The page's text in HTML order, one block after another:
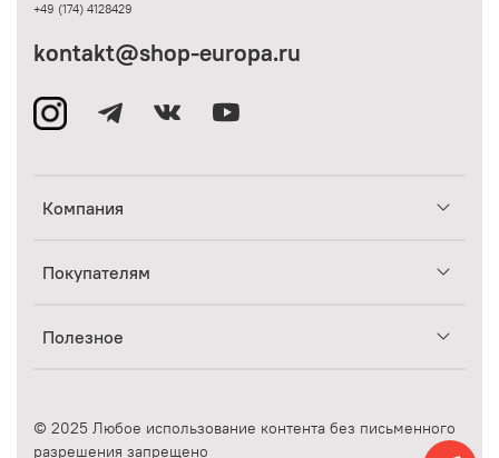
Компания
Покупателям
Полезное
+49 (174) 4128429
kontakt@shop-europa.ru
© 2025 Любое использование контента без письменного
разрешения запрещено